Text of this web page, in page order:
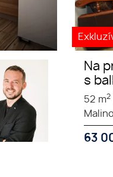
Na
s
52 m2
63